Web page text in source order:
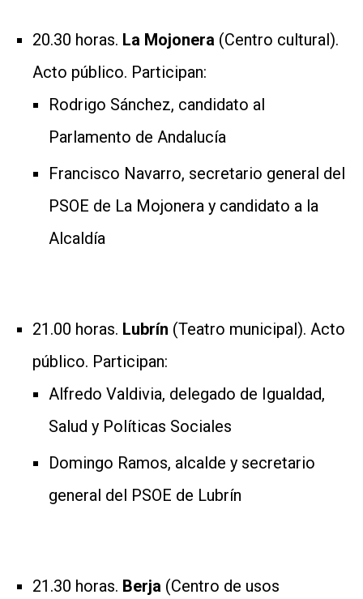
20.30 horas. La Mojonera (Centro cultural).
Acto público. Participan:
Rodrigo Sánchez, candidato al
Parlamento de Andalucía
Francisco Navarro, secretario general del
PSOE de La Mojonera y candidato a la
Alcaldía
21.00 horas. Lubrín (Teatro municipal). Acto
público. Participan:
Alfredo Valdivia, delegado de Igualdad,
Salud y Políticas Sociales
Domingo Ramos, alcalde y secretario
general del PSOE de Lubrín
21.30 horas. Berja (Centro de usos